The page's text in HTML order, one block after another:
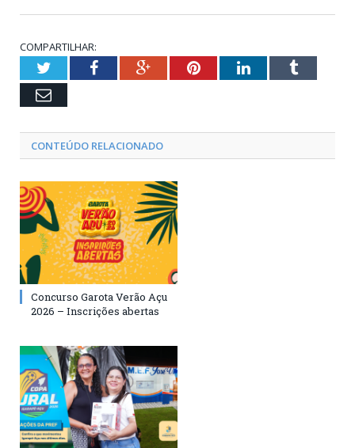
COMPARTILHAR:
TwitterFacebookGoogle+PinterestLinkedInTumblr
Email
CONTEÚDO RELACIONADO
Concurso Garota Verão Açu
2026 – Inscrições abertas